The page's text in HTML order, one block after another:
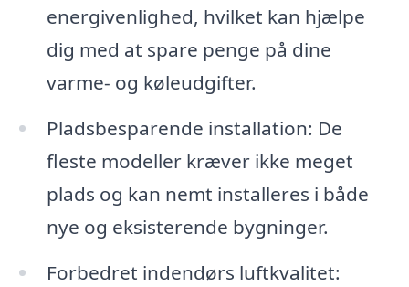
energivenlighed, hvilket kan hjælpe
dig med at spare penge på dine
varme- og køleudgifter.
Pladsbesparende installation: De
fleste modeller kræver ikke meget
plads og kan nemt installeres i både
nye og eksisterende bygninger.
Forbedret indendørs luftkvalitet: